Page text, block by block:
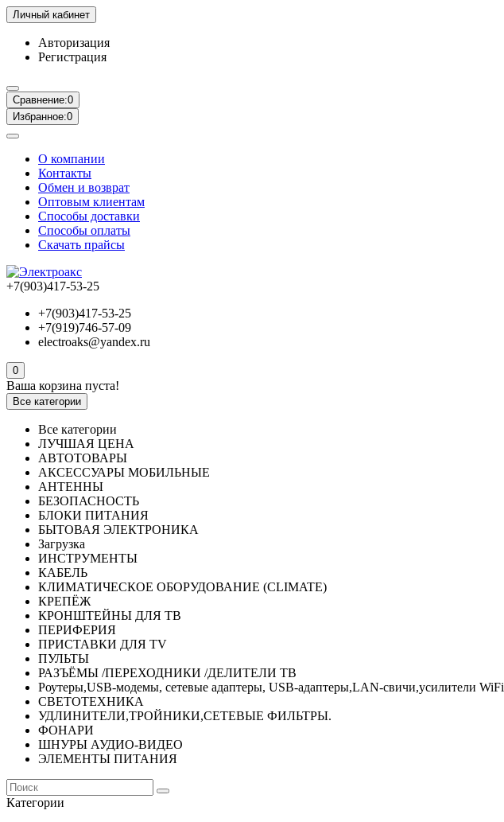
Личный кабинет
Авторизация
Регистрация
Сравнение:0
Избранное:0
О компании
Контакты
Обмен и возврат
Оптовым клиентам
Способы доставки
Способы оплаты
Скачать прайсы
+7(903)417-53-25
+7(903)417-53-25
+7(919)746-57-09
electroaks@yandex.ru
0
Ваша корзина пуста!
Все категории
Все категории
ЛУЧШАЯ ЦЕНА
АВТОТОВАРЫ
АКСЕССУАРЫ МОБИЛЬНЫЕ
АНТЕННЫ
БЕЗОПАСНОСТЬ
БЛОКИ ПИТАНИЯ
БЫТОВАЯ ЭЛЕКТРОНИКА
Загрузка
ИНСТРУМЕНТЫ
КАБЕЛЬ
КЛИМАТИЧЕСКОЕ ОБОРУДОВАНИЕ (CLIMATE)
КРЕПЁЖ
КРОНШТЕЙНЫ ДЛЯ ТВ
ПЕРИФЕРИЯ
ПРИСТАВКИ ДЛЯ TV
ПУЛЬТЫ
РАЗЪЁМЫ /ПЕРЕХОДНИКИ /ДЕЛИТЕЛИ ТВ
Роутеры,USB-модемы, сетевые адаптеры, USB-адаптеры,LAN-свичи,усилители WiFi
СВЕТОТЕХНИКА
УДЛИНИТЕЛИ,ТРОЙНИКИ,СЕТЕВЫЕ ФИЛЬТРЫ.
ФОНАРИ
ШНУРЫ АУДИО-ВИДЕО
ЭЛЕМЕНТЫ ПИТАНИЯ
Категории